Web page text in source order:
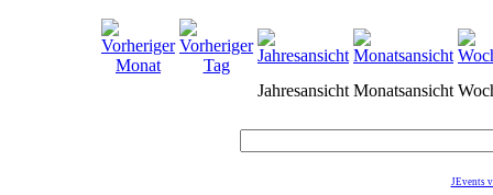
Jahresansicht Monatsansicht
JEvents